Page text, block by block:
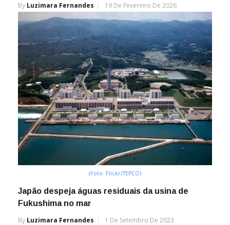
By Luzimara Fernandes 19 De Fevereiro De 2026
(Foto: Flickr/TEPCO)
Japão despeja águas residuais da usina de
Fukushima no mar
By Luzimara Fernandes 1 De Setembro De 2023